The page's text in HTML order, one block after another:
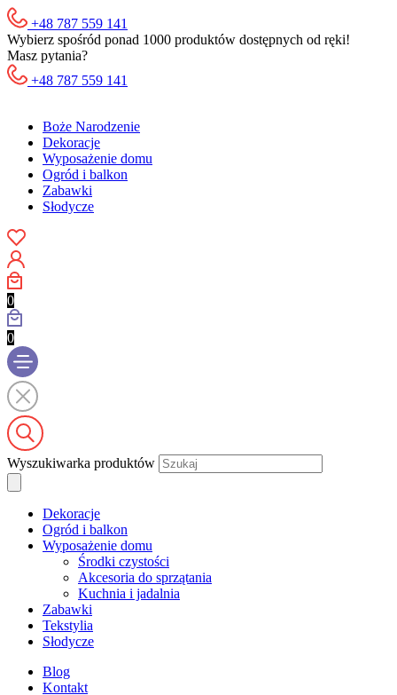
+48 787 559 141
Wybierz spośród ponad 1000 produktów dostępnych od ręki!
Masz pytania?
+48 787 559 141
Boże Narodzenie
Dekoracje
Wyposażenie domu
Ogród i balkon
Zabawki
Słodycze
0
0
Wyszukiwarka produktów
Dekoracje
Ogród i balkon
Wyposażenie domu
Środki czystości
Akcesoria do sprzątania
Kuchnia i jadalnia
Zabawki
Tekstylia
Słodycze
Blog
Kontakt